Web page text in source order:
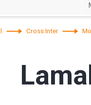
Cross Inter